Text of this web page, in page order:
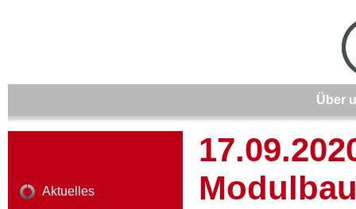
Über
Aktuelles